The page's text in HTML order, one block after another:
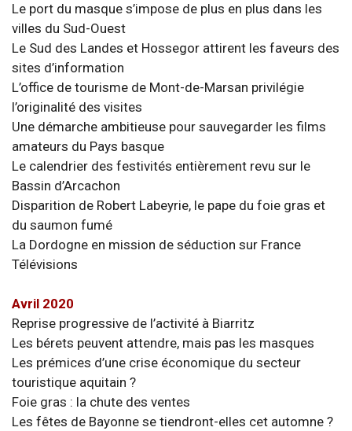
Le port du masque s’impose de plus en plus dans les
villes du Sud-Ouest
Le Sud des Landes et Hossegor attirent les faveurs des
sites d’information
L’office de tourisme de Mont-de-Marsan privilégie
l’originalité des visites
Une démarche ambitieuse pour sauvegarder les films
amateurs du Pays basque
Le calendrier des festivités entièrement revu sur le
Bassin d’Arcachon
Disparition de Robert Labeyrie, le pape du foie gras et
du saumon fumé
La Dordogne en mission de séduction sur France
Télévisions
Avril 2020
Reprise progressive de l’activité à Biarritz
Les bérets peuvent attendre, mais pas les masques
Les prémices d’une crise économique du secteur
touristique aquitain ?
Foie gras : la chute des ventes
Les fêtes de Bayonne se tiendront-elles cet automne ?